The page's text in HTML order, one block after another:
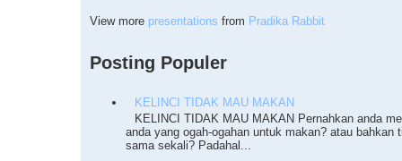
View more presentations from Pradika Rabbit
Posting Populer
KELINCI TIDAK MAU MAKAN
KELINCI TIDAK MAU MAKAN Pernahkan anda
anda yang ogah-ogahan untuk makan? atau bahkan
sama sekali? Padahal...